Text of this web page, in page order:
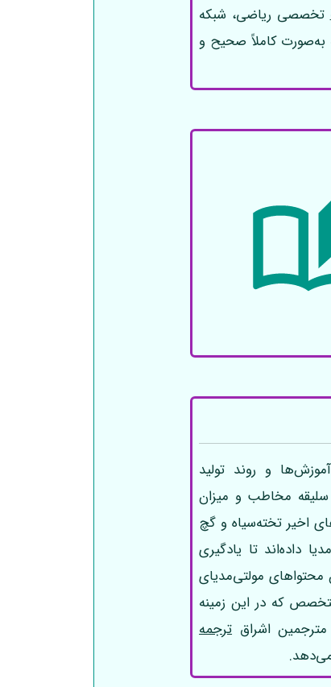
تخصصی ریاضی، شبکه
به‌صورت کاملاً صحیح و
و روند تولید
سلیقه مخاطب و میزان
اخیر تخته‌سیاه و گچ
داده‌اند تا یادگیری
مولتی‌مدیای
که در این زمینه
اشراق ترجمه
می‌دهد.